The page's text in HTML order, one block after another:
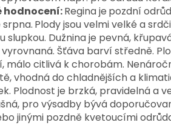
hodnocení:Regina je pozdní
Plody jsou velmi velké a
slupkou. Dužnina je pevná,
Šťáva barví středně.
málo citlivá k chorobám.
vhodná do chladnějších a
Plodnost je brzká, pravidelná a
pro výsadby bývá
jinými pozdně kvetoucími